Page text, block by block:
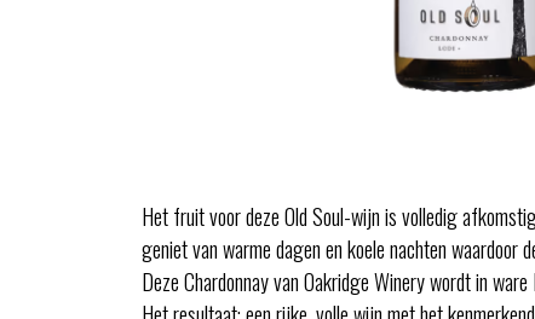
Het fruit voor deze Old Soul-wijn is volledig
geniet van warme dagen en koele nachten waardoor
Deze Chardonnay van Oakridge Winery wordt in